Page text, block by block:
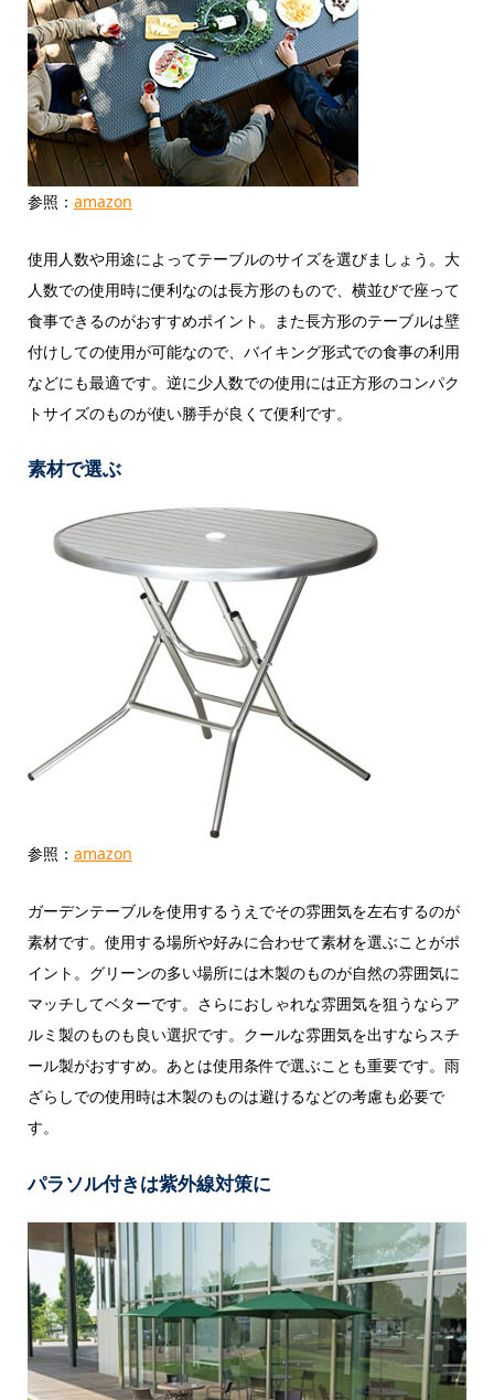
参照： amazon
使用人数や用途によってテーブルのサイズを選びましょう。大
人数での使用時に便利なのは長方形のもので、横並びで座って
食事できるのがおすすめポイント。また長方形のテーブルは壁
付けしての使用が可能なので、バイキング形式での食事の利用
などにも最適です。逆に少人数での使用には正方形のコンパク
トサイズのものが使い勝手が良くて便利です。
素材で選ぶ
参照： amazon
ガーデンテーブルを使用するうえでその雰囲気を左右するのが
素材です。使用する場所や好みに合わせて素材を選ぶことがポ
イント。グリーンの多い場所には木製のものが自然の雰囲気に
マッチしてベターです。さらにおしゃれな雰囲気を狙うならア
ルミ製のものも良い選択です。クールな雰囲気を出すならスチ
ール製がおすすめ。あとは使用条件で選ぶことも重要です。雨
ざらしでの使用時は木製のものは避けるなどの考慮も必要で
す。
パラソル付きは紫外線対策に